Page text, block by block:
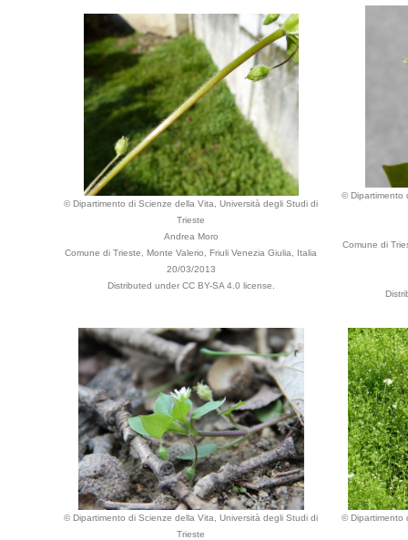
© Dipartimento di Scienze della Vita, Università degli Studi di
Trieste
Andrea Moro
Comune di Trieste, Monte Valerio, Friuli Venezia Giulia, Italia
20/03/2013
Distributed under CC BY-SA 4.0 license.
© Dipartimento
Comune di
© Dipartimento di Scienze della Vita, Università degli Studi di
Trieste
© Dipartimento